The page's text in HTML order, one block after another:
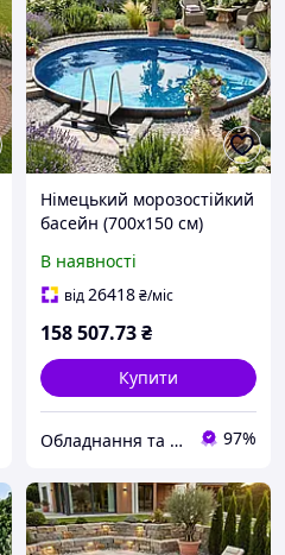
Німецький морозостійкий
басейн (700х150 см)
круглий, плівка 0.6 мм, 58
м³, металевий збірний
В наявності
від26418₴/міс
158 507.73₴
Купити
Обладнання та хімія для басейнів з доставкою по всій Україні 97%